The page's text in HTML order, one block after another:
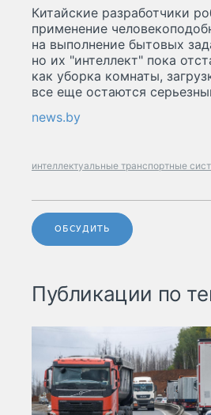
Китайские разработчики
применение
на выполнение бытовых
но их "интеллект" пока
как уборка комнаты,
все еще остаются
news.by
интеллектуальные транспортные
ОБСУДИТЬ
Публикации по